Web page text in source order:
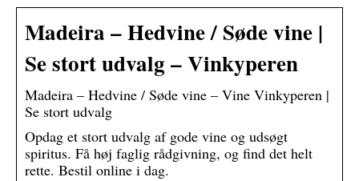
Madeira – Hedvine / Søde vine |
Se stort udvalg – Vinkyperen
Madeira – Hedvine / Søde vine – Vine Vinkyperen |
Se stort udvalg
Opdag et stort udvalg af gode vine og udsøgt
spiritus. Få høj faglig rådgivning, og find det helt
rette. Bestil online i dag.